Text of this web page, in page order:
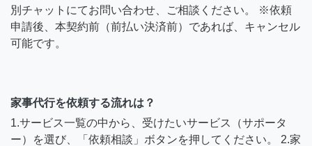
別チャットにてお問い合わせ、ご相談ください。 ※依頼
申請後、本契約前（前払い決済前）であれば、キャンセル
可能です。
家事代行を依頼する流れは？
1.サービス一覧の中から、受けたいサービス（サポータ
ー）を選び、「依頼相談」ボタンを押してください。 2.家